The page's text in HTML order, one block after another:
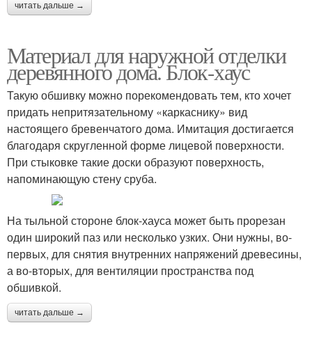
читать дальше →
Материал для наружной отделки
деревянного дома. Блок-хаус
Такую обшивку можно порекомендовать тем, кто хочет
придать непритязательному «каркаснику» вид
настоящего бревенчатого дома. Имитация достигается
благодаря скругленной форме лицевой поверхности.
При стыковке такие доски образуют поверхность,
напоминающую стену сруба.
На тыльной стороне блок-хауса может быть прорезан
один широкий паз или несколько узких. Они нужны, во-
первых, для снятия внутренних напряжений древесины,
а во-вторых, для вентиляции пространства под
обшивкой.
читать дальше →